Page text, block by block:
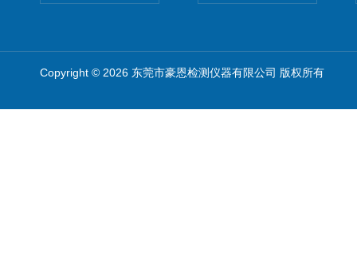
Copyright © 2026 东莞市豪恩检测仪器有限公司 版权所有